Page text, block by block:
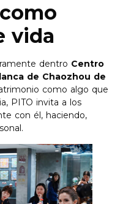
vida
dentro Centro
de Chaozhou de
como algo que
PITO invita a los
con él, haciendo,